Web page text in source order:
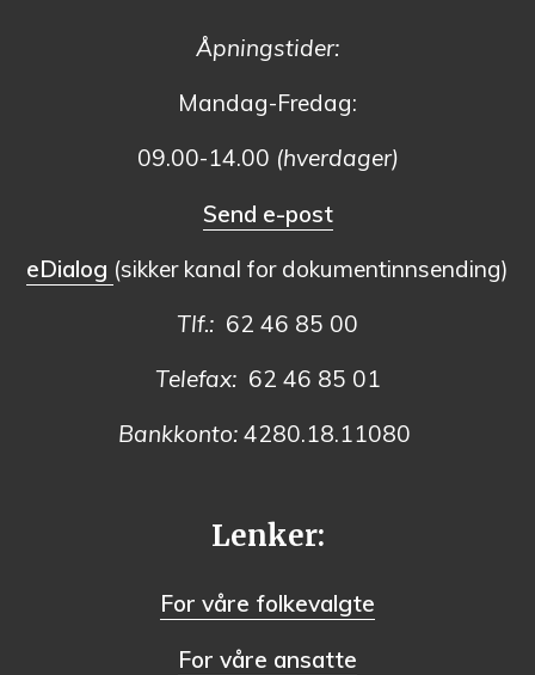
Åpningstider:
Mandag-Fredag:
09.00-14.00 (hverdager)
Send e-post
eDialog (sikker kanal for dokumentinnsending)
Tlf.: 62 46 85 00
Telefax:62 46 85 01
Bankkonto: 4280.18.11080
Lenker:
For våre folkevalgte
For våre ansatte